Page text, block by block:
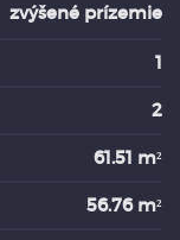
zvýšené prízemie
1
2
61.51 m²
56.76 m²